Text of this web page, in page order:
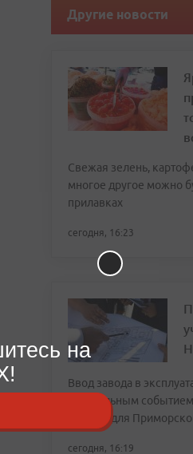
Другие новости
Свежая зелень,
многое другое можно
прилавках
сегодня, 16:23
Ввод завода в
центральным
форума для
сегодня, 16:19
на